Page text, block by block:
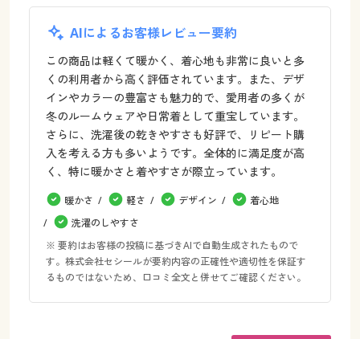
AIによるお客様レビュー要約
この商品は軽くて暖かく、着心地も非常に良いと多
くの利用者から高く評価されています。また、デザ
インやカラーの豊富さも魅力的で、愛用者の多くが
冬のルームウェアや日常着として重宝しています。
さらに、洗濯後の乾きやすさも好評で、リピート購
入を考える方も多いようです。全体的に満足度が高
く、特に暖かさと着やすさが際立っています。
暖かさ 軽さ デザイン
着心地
洗濯のしやすさ
※ 要約はお客様の投稿に基づきAIで自動生成されたもので
す。株式会社セシールが要約内容の正確性や適切性を保証す
るものではないため、口コミ全文と併せてご確認ください。